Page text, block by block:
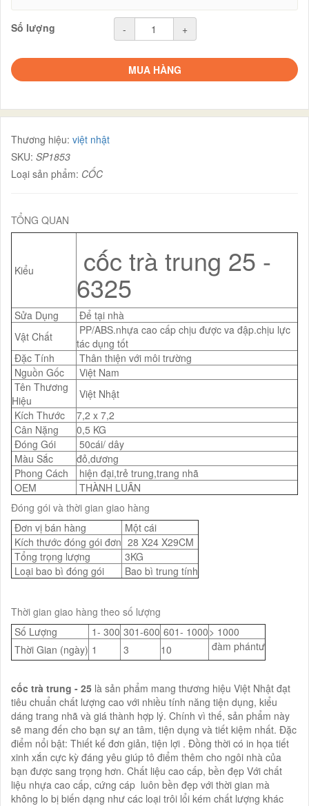
Số lượng - +
MUA HÀNG
Thương hiệu: việt nhật
SKU: SP1853
Loại sản phẩm: CỐC
TỔNG QUAN
Kiểu cốc trà trung 25 -
6325
Sửa Dụng
Để tại nhà
Vật Chất
PP/ABS.nhựa cao cấp chịu được va đập.chịu lực
tác dụng tốt
Đặc Tính
Thân thiện với môi trường
Nguồn Gốc
Việt Nam
Tên Thương
Hiệu
Việt Nhật
Kích Thước
7,2 x 7,2
Cân Nặng
0,5 KG
Đóng Gói
50cái/ dây
Màu Sắc
đỏ,dương
Phong Cách
hiện đại,trẻ trung,trang nhã
OEM
THÀNH LUÂN
Đóng gói và thời gian giao hàng
Đơn vị bán hàng
Một cái
Kích thước đóng gói đơn 28 X24 X29CM
Tổng trọng lượng
3KG
Loại bao bì đóng gói
Bao bì trung tính
Thời gian giao hàng theo số lượng
Số Lượng
1- 300 301-600 601- 1000> 1000
Thời Gian (ngày) 1 3 10 đàm phántư
cốc trà trung - 25 là sản phẩm mang thương hiệu Việt Nhật đạt
tiêu chuẩn chất lượng cao với nhiều tính năng tiện dụng, kiểu
dáng trang nhã và giá thành hợp lý. Chính vì thế, sản phẩm này
sẽ mang đến cho bạn sự an tâm, tiện dụng và tiết kiệm nhất. Đặc
điểm nổi bật: Thiết kế đơn giản, tiện lợi . Đồng thời có in họa tiết
xinh xắn cực kỳ đáng yêu giúp tô điểm thêm cho ngôi nhà của
bạn được sang trọng hơn. Chất liệu cao cấp, bền đẹp Với chất
liệu nhựa cao cấp, cứng cáp luôn bền đẹp với thời gian mà
không lo bị biến dạng như các loại trôi lổi kém chất lượng khác